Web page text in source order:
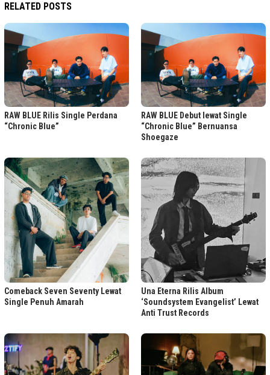
RELATED POSTS
RAW BLUE Rilis Single Perdana
“Chronic Blue”
RAW BLUE Debut lewat Single
“Chronic Blue” Bernuansa
Shoegaze
Comeback Seven Seventy Lewat
Single Penuh Amarah
Una Eterna Rilis Album
‘Soundsystem Evangelist’ Lewat
Anti Trust Records